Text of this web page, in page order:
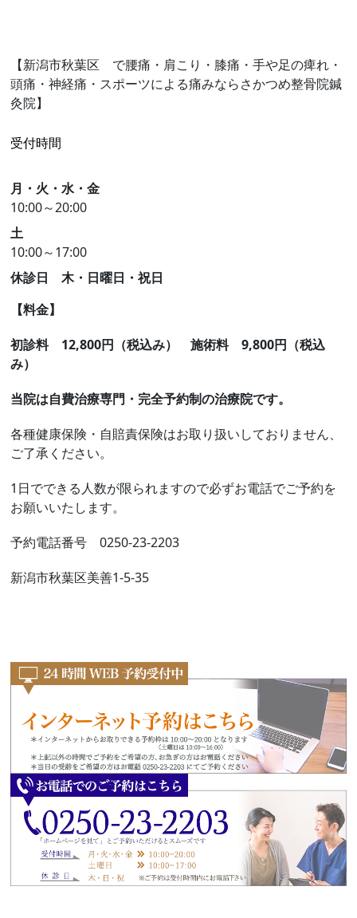
【新潟市秋葉区 で腰痛・肩こり・膝痛・手や足の痺れ・
頭痛・神経痛・スポーツによる痛みならさかつめ整骨院鍼
灸院】
受付時間
月・火・水・金
10:00～20:00
土
10:00～17:00
休診日 木・日曜日・祝日
【料金】
初診料 12,800円（税込み）施術料 9,800円（税込
み）
当院は自費治療専門・完全予約制の治療院です。
各種健康保険・自賠責保険はお取り扱いしておりません、
ご了承ください。
1日でできる人数が限られますので必ずお電話でご予約を
お願いいたします。
予約電話番号 0250-23-2203
新潟市秋葉区美善1-5-35